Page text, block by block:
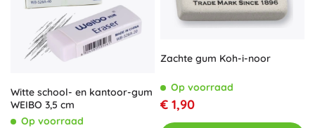
Witte school- en kantoor-gum
WEIBO 3,5 cm
Op voorraad
Zachte gum Koh-i-noor
Op voorraad
€ 1,90